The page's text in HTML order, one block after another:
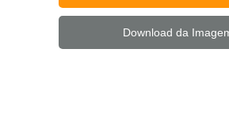
Download da